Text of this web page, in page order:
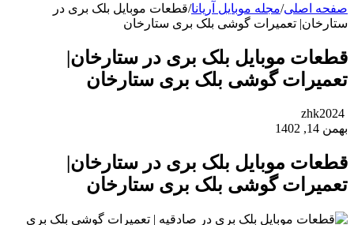
صفحه اصلی/مجله موبایل آریانا/قطعات موبایل بلک بری در
ستارخان| تعمیرات گوشی بلک بری ستارخان
قطعات موبایل بلک بری در ستارخان|
تعمیرات گوشی بلک بری ستارخان
zhk2024
بهمن 14, 1402
قطعات موبایل بلک بری در ستارخان|
تعمیرات گوشی بلک بری ستارخان